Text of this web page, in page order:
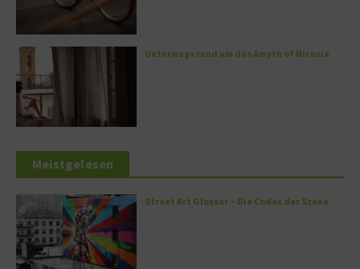
Unterwegs rund um das Amyth of Nicosia
Meistgelesen
Street Art Glossar – Die Codes der Szene